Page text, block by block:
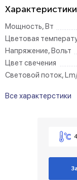
Характеристики
Мощность, Вт
Цветовая
Напряжение, Вольт
Цвет свечения
Световой поток,
Все характерстики